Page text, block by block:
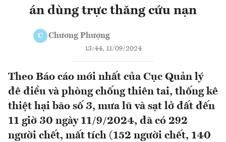
án dùng trực thăng cứu nạn
C Chương Phượng
13:44, 11/09/2024
Theo Báo cáo mới nhất của Cục Quản lý
đê điều và phòng chống thiên tai, thống kê
thiệt hại bão số 3, mưa lũ và sạt lở đất đến
11 giờ 30 ngày 11/9/2024, đã có 292
người chết, mất tích (152 người chết, 140